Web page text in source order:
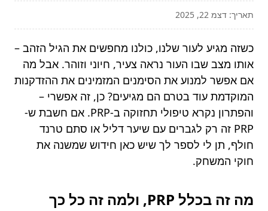
תאריך: דצמ 22, 2025
כשזה מגיע לעור שלנו, כולנו מחפשים את הגיל הזהב –
אותו מצב שבו העור נראה צעיר, חיוני וזוהר. אבל מה
אם אפשר למנוע את הסימנים המזמינים את ההזדקנות
המוקדמת עוד בטרם הם מגיעים? כן, זה אפשרי –
והפתרון נקרא טיפולי תחזוקה ב-PRP. אם חשבת ש-
PRP זה רק לגברים עם שיער דליל או סתם טרנד
חולף, תן לי לספר לך שיש כאן חידוש שמשנה את
חוקי המשחק.
מה זה בכלל PRP, ולמה זה כל כך